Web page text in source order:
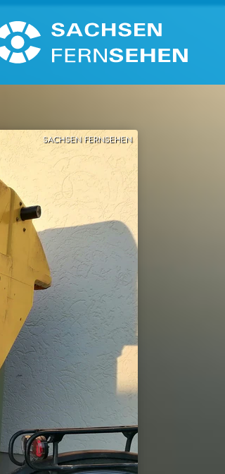
SACHSEN FERNSEHEN